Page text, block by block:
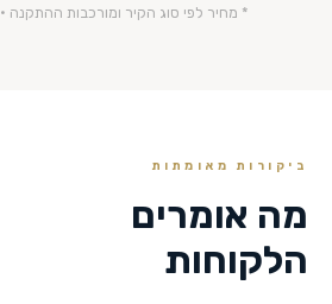
* מחיר לפי סוג הקיר ומורכבות ההתקנה ·
ביקורות מאומתות
מה אומרים
הלקוחות